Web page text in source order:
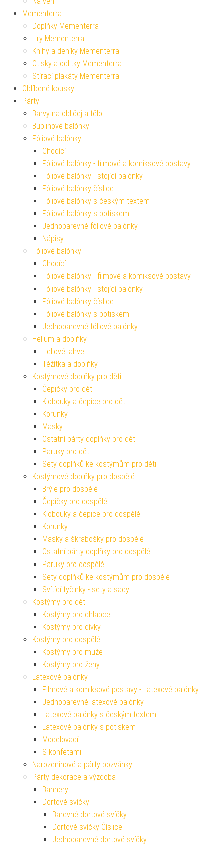
Mementerra
Doplňky Mementerra
Hry Mementerra
Knihy a deníky Mementerra
Otisky a odlitky Mementerra
Stírací plakáty Mementerra
Oblíbené kousky
Párty
Barvy na obličej a tělo
Bublinové balónky
Fóliové balónky
Chodící
Fóliové balónky - filmové a komiksové postavy
Fóliové balónky - stojící balónky
Fóliové balónky číslice
Fóliové balónky s českým textem
Fóliové balónky s potiskem
Jednobarevné fóliové balónky
Nápisy
Fóliové balónky
Chodící
Fóliové balónky - filmové a komiksové postavy
Fóliové balónky - stojící balónky
Fóliové balónky číslice
Fóliové balónky s potiskem
Jednobarevné fóliové balónky
Helium a doplňky
Heliové lahve
Těžítka a doplňky
Kostýmové doplňky pro děti
Čepičky pro děti
Klobouky a čepice pro děti
Korunky
Masky
Ostatní párty doplňky pro děti
Paruky pro děti
Sety doplňků ke kostýmům pro děti
Kostýmové doplňky pro dospělé
Brýle pro dospělé
Čepičky pro dospělé
Klobouky a čepice pro dospělé
Korunky
Masky a škrabošky pro dospělé
Ostatní párty doplňky pro dospělé
Paruky pro dospělé
Sety doplňků ke kostýmům pro dospělé
Svítící tyčinky - sety a sady
Kostýmy pro děti
Kostýmy pro chlapce
Kostýmy pro dívky
Kostýmy pro dospělé
Kostýmy pro muže
Kostýmy pro ženy
Latexové balónky
Filmové a komiksové postavy - Latexové balónky
Jednobarevné latexové balónky
Latexové balónky s českým textem
Latexové balónky s potiskem
Modelovací
S konfetami
Narozeninové a párty pozvánky
Párty dekorace a výzdoba
Bannery
Dortové svíčky
Barevné dortové svíčky
Dortové svíčky Číslice
Jednobarevné dortové svíčky